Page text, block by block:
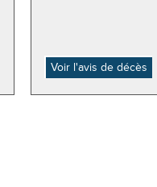
Voir l'avis de décès